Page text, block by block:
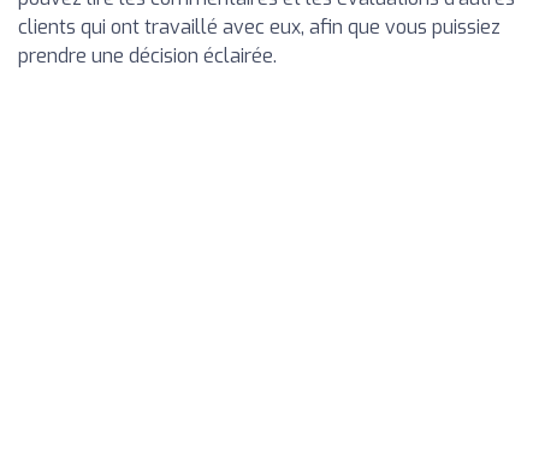
clients qui ont travaillé avec eux, afin que vous puissiez
prendre une décision éclairée.